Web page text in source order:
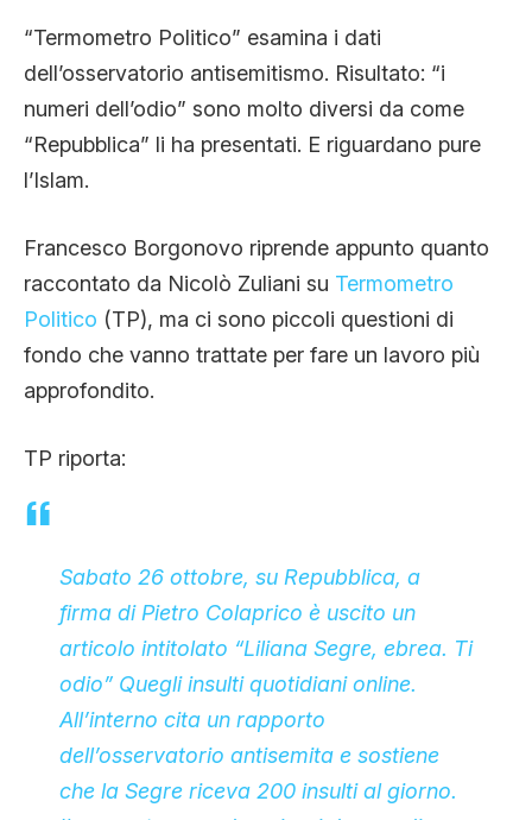
“Termometro Politico” esamina i dati
dell’osservatorio antisemitismo. Risultato: “i
numeri dell’odio” sono molto diversi da come
“Repubblica” li ha presentati. E riguardano pure
l’Islam.
Francesco Borgonovo riprende appunto quanto
raccontato da Nicolò Zuliani su Termometro
Politico (TP), ma ci sono piccoli questioni di
fondo che vanno trattate per fare un lavoro più
approfondito.
TP riporta:
Sabato 26 ottobre, su Repubblica, a
firma di Pietro Colaprico è uscito un
articolo intitolato “Liliana Segre, ebrea. Ti
odio” Quegli insulti quotidiani online.
All’interno cita un rapporto
dell’osservatorio antisemita e sostiene
che la Segre riceva 200 insulti al giorno.